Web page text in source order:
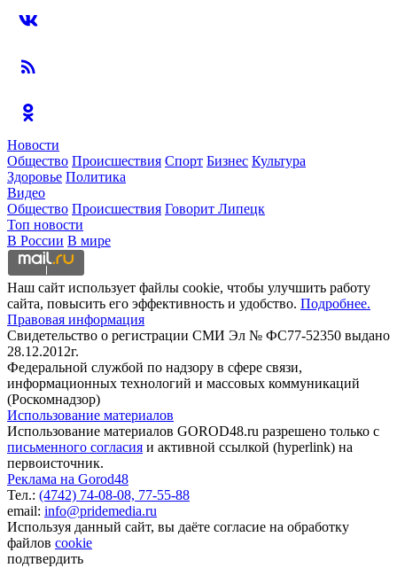
Новости
Общество Происшествия Спорт Бизнес Культура
Здоровье Политика
Видео
Общество Происшествия Говорит Липецк
Топ новости
В России В мире
Наш сайт использует файлы cookie, чтобы улучшить работу
сайта, повысить его эффективность и удобство. Подробнее.
Правовая информация
Свидетельство о регистрации СМИ Эл № ФС77-52350 выдано
28.12.2012г.
Федеральной службой по надзору в сфере связи,
информационных технологий и массовых коммуникаций
(Роскомнадзор)
Использование материалов
Использование материалов GOROD48.ru разрешено только с
письменного согласия и активной ссылкой (hyperlink) на
первоисточник.
Реклама на Gorod48
Тел.: (4742) 74-08-08, 77-55-88
email: info@pridemedia.ru
Используя данный сайт, вы даёте согласие на обработку
файлов cookie
подтвердить